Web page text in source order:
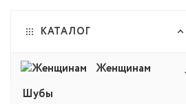
КАТАЛОГ
Женщинам
Шубы